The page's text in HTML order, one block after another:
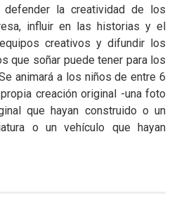
defender la creatividad de los
influir en las historias y el
creativos y difundir los
que soñar puede tener para los
animará a los niños de entre 6
creación original -una foto
que hayan construido o un
o un vehículo que hayan